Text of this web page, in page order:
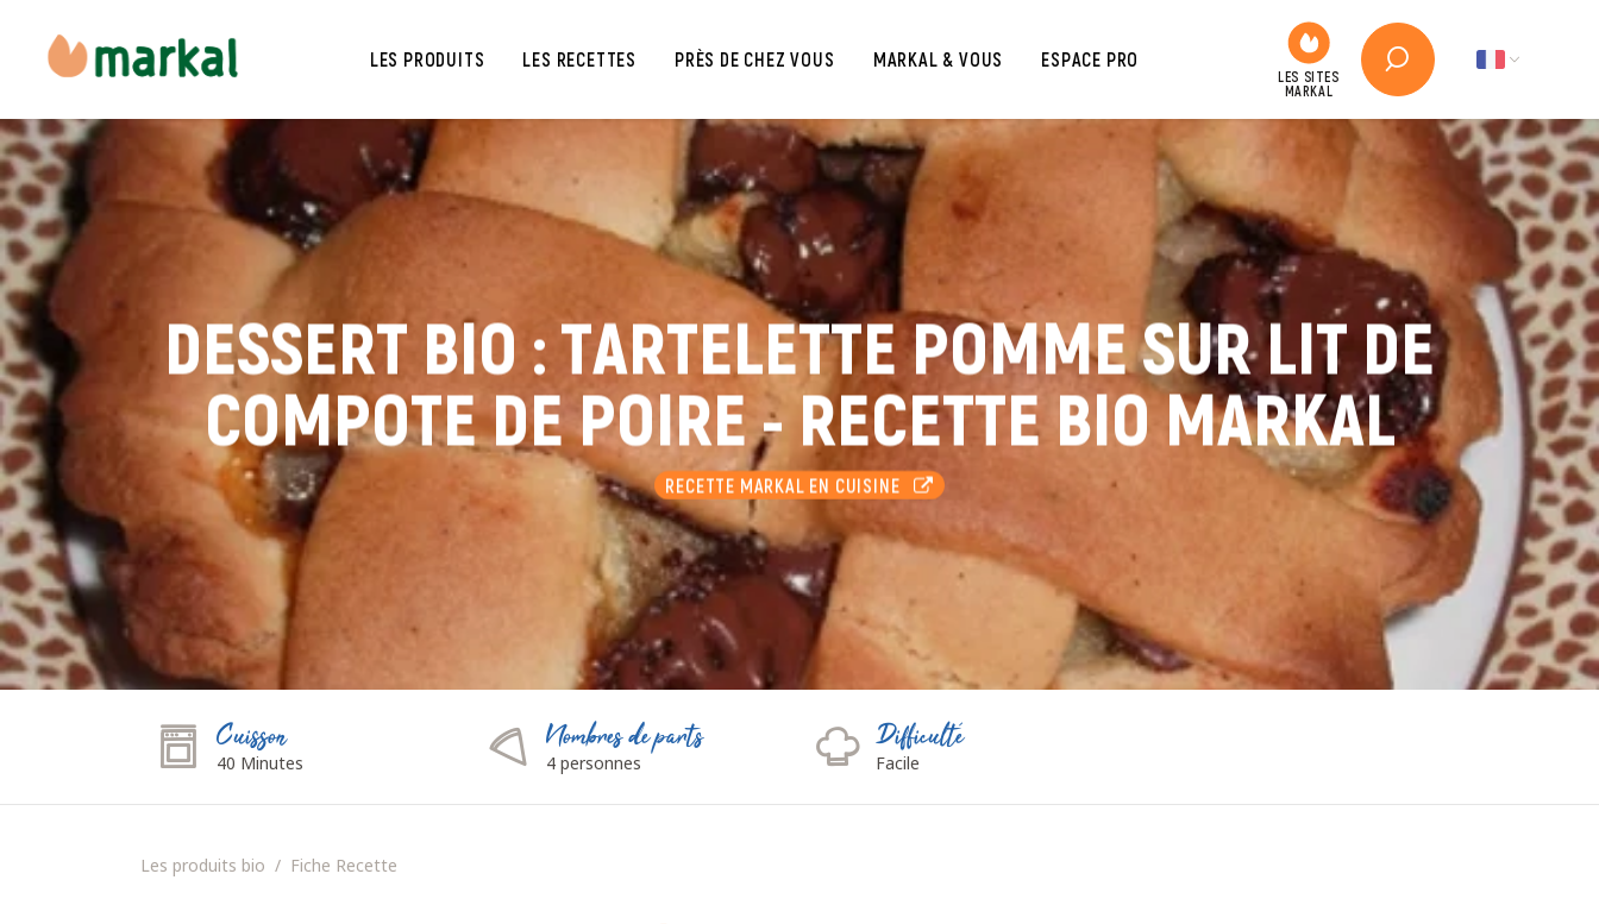
LES PRODUITS LES RECETTES PRÈS DE CHEZ VOUS MARKAL & VOUS ESPACE PRO
DESSERT BIO : TARTELETTE POMME SUR LIT DE
COMPOTE DE POIRE - RECETTE BIO MARKAL
RECETTE MARKAL EN CUISINE
Cuisson
40 Minutes
Nombres de parts
4 personnes
Difficulté
Facile
Les produits bio Fiche Recette